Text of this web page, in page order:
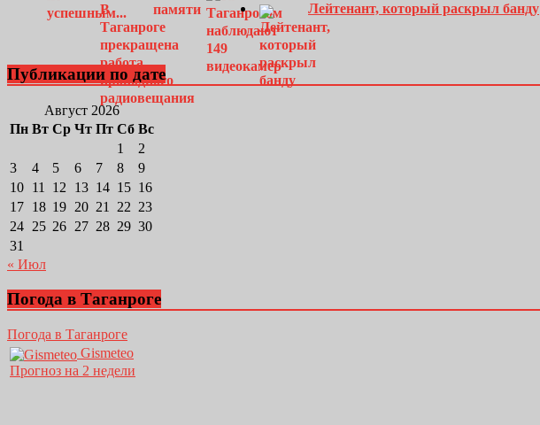
Лейтенант, который раскрыл банду
Публикации по дате
Август 2026
Пн Вт Ср Чт Пт Сб Вс
1
2
3
4 5 6 7 8
9
10 11 12 13 14 15 16
17 18 19 20 21 22 23
24 25 26 27 28 29 30
31
« Июл
Погода в Таганроге
Погода в Таганроге
Gismeteo
Прогноз на 2 недели